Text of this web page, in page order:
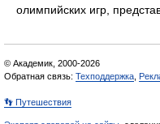
олимпийских игр,
© Академик, 2000-2026
Обратная связь: Техподдержка
👣 Путешествия